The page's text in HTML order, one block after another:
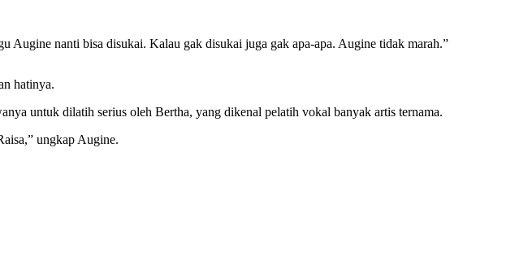
Augine nanti bisa disukai. Kalau gak disukai juga gak apa-apa. Augine tidak marah.”
hatinya.
untuk dilatih serius oleh Bertha, yang dikenal pelatih vokal banyak artis ternama.
ungkap Augine.